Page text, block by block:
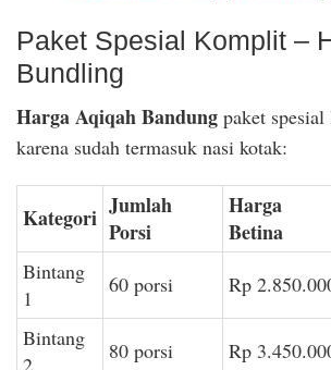
Paket Spesial Komplit –
Bundling
Harga Aqiqah Bandung paket
karena sudah termasuk nasi kotak:
Kategori Jumlah
Porsi
Harga
Betina
Bintang
1
60 porsi Rp
Bintang
2
80 porsi Rp